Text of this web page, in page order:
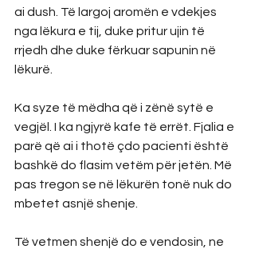
ai dush. Të largoj aromën e vdekjes
nga lëkura e tij, duke pritur ujin të
rrjedh dhe duke fërkuar sapunin në
lëkurë.
Ka syze të mëdha që i zënë sytë e
vegjël. I ka ngjyrë kafe të errët. Fjalia e
parë që ai i thotë çdo pacienti është
bashkë do flasim vetëm për jetën. Më
pas tregon se në lëkurën tonë nuk do
mbetet asnjë shenje.
Të vetmen shenjë do e vendosin, ne